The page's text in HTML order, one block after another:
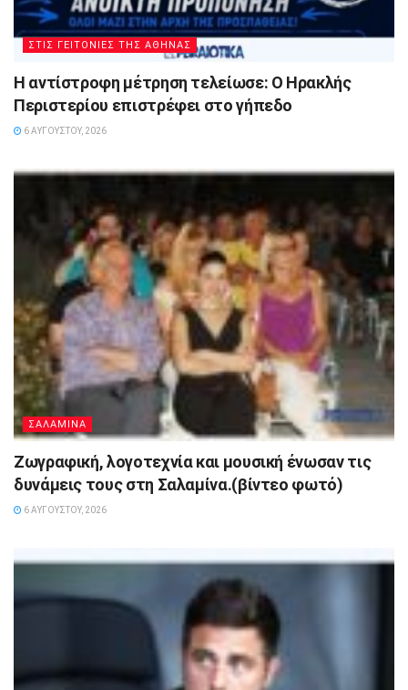
ΣΤΙΣ ΓΕΙΤΟΝΙΕΣ ΤΗΣ ΑΘΗΝΑΣ
Η αντίστροφη μέτρηση τελείωσε: Ο Ηρακλής
Περιστερίου επιστρέφει στο γήπεδο
6 ΑΥΓΟΎΣΤΟΥ, 2026
ΣΑΛΑΜΙΝΑ
Ζωγραφική, λογοτεχνία και μουσική ένωσαν τις
δυνάμεις τους στη Σαλαμίνα.(βίντεο φωτό)
6 ΑΥΓΟΎΣΤΟΥ, 2026